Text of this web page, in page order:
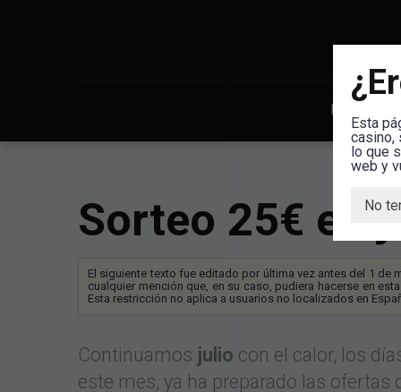
Inicio
Sorteo 25€ en
El siguiente texto fue editado por última vez antes del 1 de
cualquier mención que, en su caso, pudiera hacerse en
Esta restricción no aplica a usuarios no localizados en
Continuamos julio con el calor, los
este mes, ya ha preparado las
Esta
casino,
lo que
web y
No